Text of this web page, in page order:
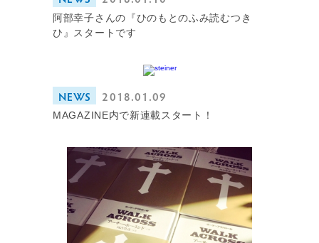
阿部幸子さんの『ひのもとのふみ読むつき
ひ』スタートです
NEWS
2018.01.09
MAGAZINE内で新連載スタート！